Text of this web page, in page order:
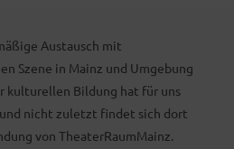
Austausch mit
Szene in Mainz und Umgebung
kulturellen Bildung hat für uns
nicht zuletzt findet sich dort
von TheaterRaumMainz.